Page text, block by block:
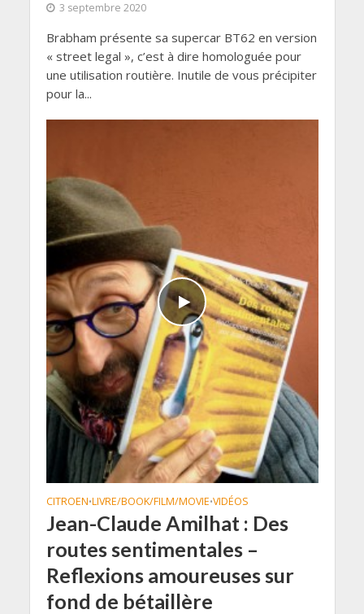
3 septembre 2020
Brabham présente sa supercar BT62 en version
« street legal », c’est à dire homologuée pour
une utilisation routière. Inutile de vous précipiter
pour la...
CITROEN•LIVRE/BOOK/FILM/MOVIE•VIDÉOS
Jean-Claude Amilhat : Des
routes sentimentales –
Reflexions amoureuses sur
fond de bétaillère